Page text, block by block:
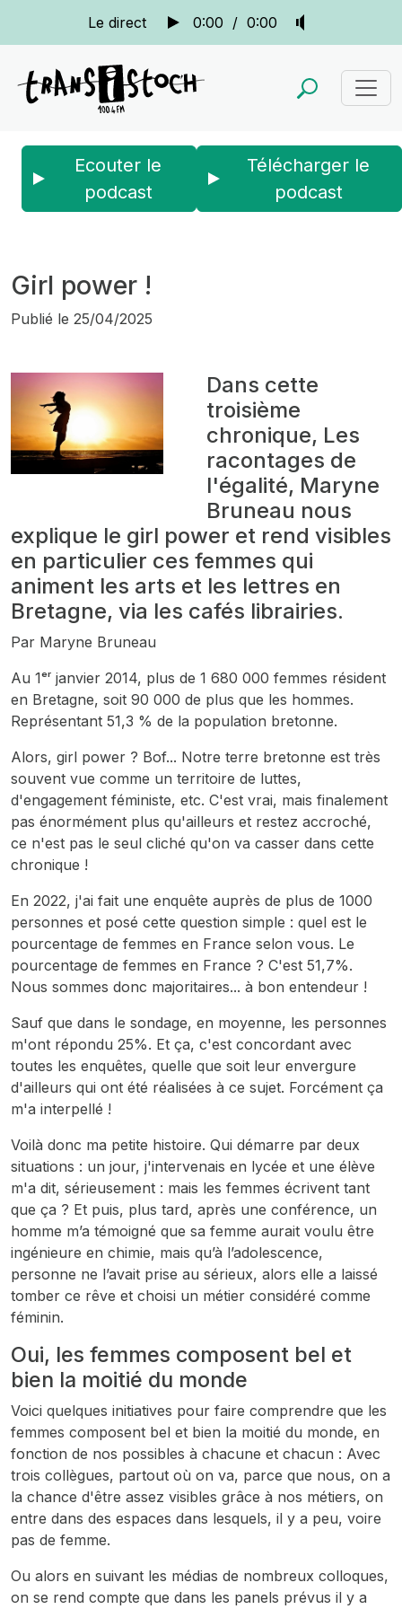
Le direct 0:00 / 0:00
Ecouter le
podcast
Télécharger le
podcast
Girl power !
Publié le 25/04/2025
Dans cette
troisième
chronique, Les
racontages de
l'égalité, Maryne
Bruneau nous
explique le girl power et rend visibles
en particulier ces femmes qui
animent les arts et les lettres en
Bretagne, via les cafés librairies.
Par Maryne Bruneau
Au 1ᵉʳ janvier 2014, plus de 1 680 000 femmes résident
en Bretagne, soit 90 000 de plus que les hommes.
Représentant 51,3 % de la population bretonne.
Alors, girl power ? Bof... Notre terre bretonne est très
souvent vue comme un territoire de luttes,
d'engagement féministe, etc. C'est vrai, mais finalement
pas énormément plus qu'ailleurs et restez accroché,
ce n'est pas le seul cliché qu'on va casser dans cette
chronique !
En 2022, j'ai fait une enquête auprès de plus de 1000
personnes et posé cette question simple : quel est le
pourcentage de femmes en France selon vous. Le
pourcentage de femmes en France ? C'est 51,7%.
Nous sommes donc majoritaires... à bon entendeur !
Sauf que dans le sondage, en moyenne, les personnes
m'ont répondu 25%. Et ça, c'est concordant avec
toutes les enquêtes, quelle que soit leur envergure
d'ailleurs qui ont été réalisées à ce sujet. Forcément ça
m'a interpellé !
Voilà donc ma petite histoire. Qui démarre par deux
situations : un jour, j'intervenais en lycée et une élève
m'a dit, sérieusement : mais les femmes écrivent tant
que ça ? Et puis, plus tard, après une conférence, un
homme m’a témoigné que sa femme aurait voulu être
ingénieure en chimie, mais qu’à l’adolescence,
personne ne l’avait prise au sérieux, alors elle a laissé
tomber ce rêve et choisi un métier considéré comme
féminin.
Oui, les femmes composent bel et
bien la moitié du monde
Voici quelques initiatives pour faire comprendre que les
femmes composent bel et bien la moitié du monde, en
fonction de nos possibles à chacune et chacun : Avec
trois collègues, partout où on va, parce que nous, on a
la chance d'être assez visibles grâce à nos métiers, on
entre dans des espaces dans lesquels, il y a peu, voire
pas de femme.
Ou alors en suivant les médias de nombreux colloques,
on se rend compte que dans les panels prévus il y a